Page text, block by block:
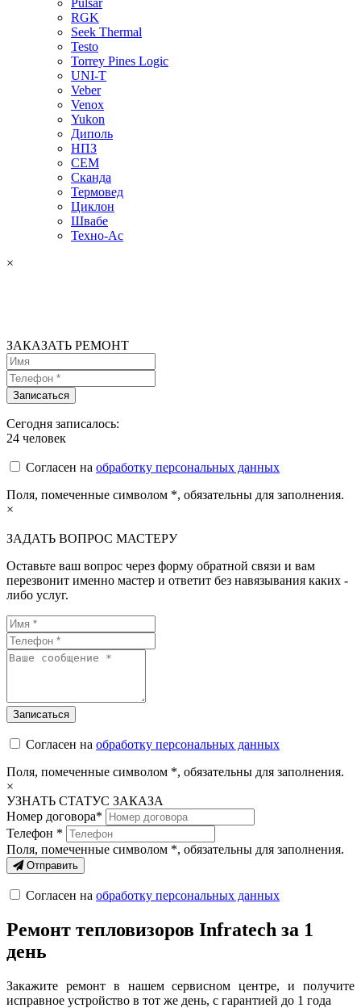
Pulsar
RGK
Seek Thermal
Testo
Torrey Pines Logic
UNI-T
Veber
Venox
Yukon
Диполь
НПЗ
СЕМ
Сканда
Термовед
Циклон
Швабе
Техно-Ас
×
ЗАКАЗАТЬ РЕМОНТ
Сегодня записалось:
24 человек
Согласен на обработку персональных данных
Поля, помеченные символом *, обязательны для заполнения.
×
ЗАДАТЬ ВОПРОС МАСТЕРУ
Оставьте ваш вопрос через форму обратной связи и вам
перезвонит именно мастер и ответит без навязывания каких -
либо услуг.
Согласен на обработку персональных данных
Поля, помеченные символом *, обязательны для заполнения.
×
УЗНАТЬ СТАТУС ЗАКАЗА
Номер договора*
Телефон *
Поля, помеченные символом *, обязательны для заполнения.
Отправить
Согласен на обработку персональных данных
Ремонт тепловизоров Infratech за 1
день
Закажите ремонт в нашем сервисном центре, и получите
исправное устройство в тот же день, с гарантией до 1 года